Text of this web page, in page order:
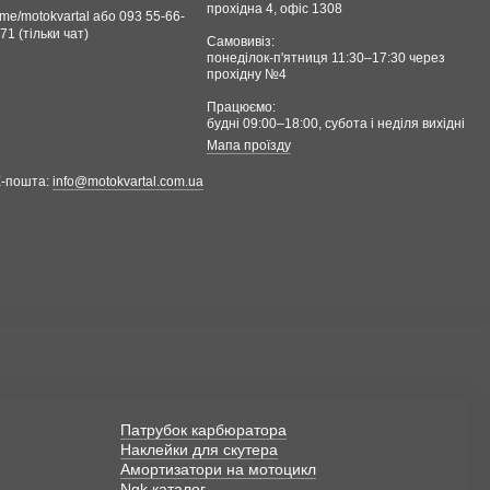
і помилуватися її красою? Насамперед це
то і безпека вашої поїздки знижується. Отже
Одним із засобів, що може допомогти у
motokvartal або 093 55-66-
(тільки чат)
прохідна 4, офіс 1308
Самовивіз:
понеділок-п'ятниця 11:30–17:30 через
прохідну №4
Працюємо:
будні 09:00–18:00, cубота і неділя вихідні
Мапа проїзду
пошта:info@motokvartal.com.ua
Патрубок карбюратора
Наклейки для скутера
Амортизатори на мотоцикл